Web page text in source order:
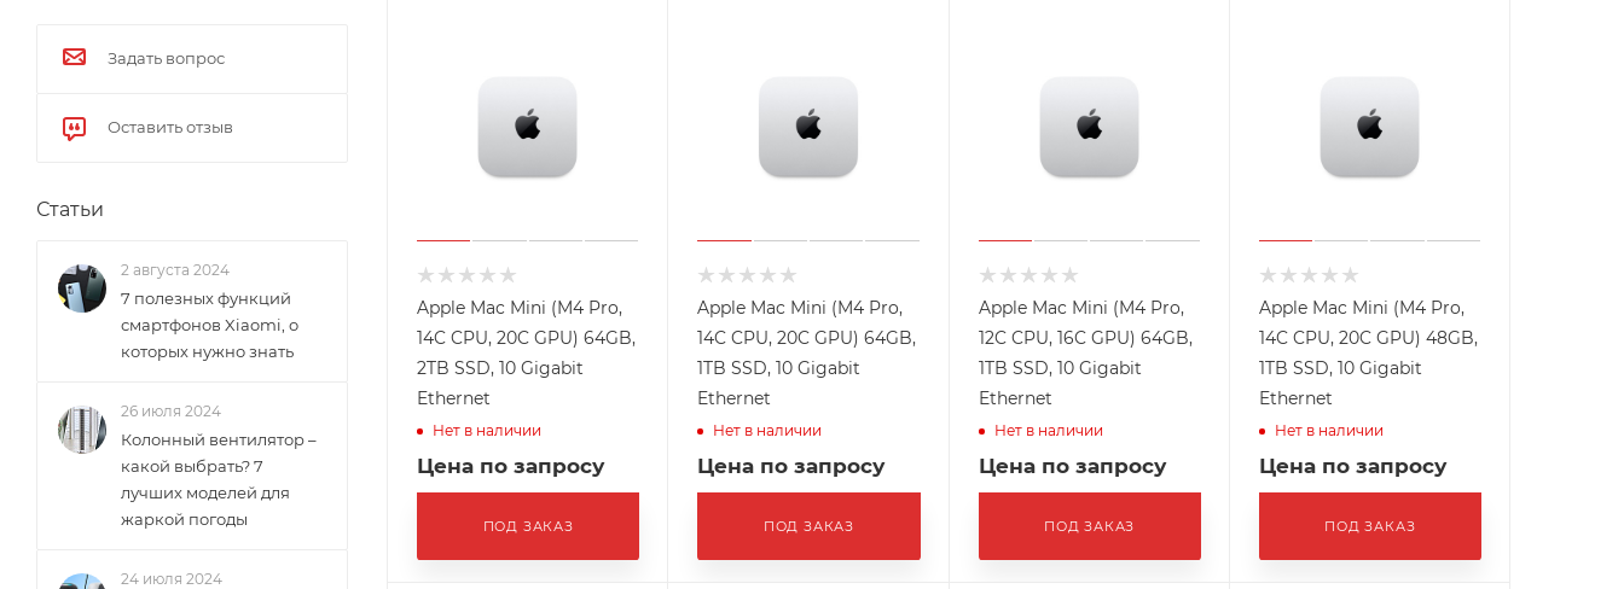
Apple Mac Mini (M4 Pro,
14C CPU, 20C GPU) 64GB,
2TB SSD, 10 Gigabit
Ethernet
Нет в наличии
Цена по запросу
ПОД ЗАКАЗ
Apple Mac Mini (M4 Pro,
14C CPU, 20C GPU) 64GB,
1TB SSD, 10 Gigabit
Ethernet
Нет в наличии
Цена по запросу
ПОД ЗАКАЗ
Apple Mac Mini (M4 Pro,
12C CPU, 16C GPU) 64GB,
1TB SSD, 10 Gigabit
Ethernet
Нет в наличии
Цена по запросу
ПОД ЗАКАЗ
Apple Mac Mini (M4 Pro,
14C CPU, 20C GPU) 48GB,
1TB SSD, 10 Gigabit
Ethernet
Нет в наличии
Цена по запросу
ПОД ЗАКАЗ
Задать вопрос
Оставить отзыв
Статьи
2 августа 2024
7 полезных функций
смартфонов Xiaomi, о
которых нужно знать
26 июля 2024
Колонный вентилятор –
какой выбрать? 7
лучших моделей для
жаркой погоды
24 июля 2024